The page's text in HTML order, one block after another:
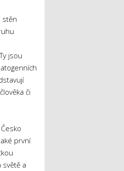
stěn
jsou
či
první
světě a